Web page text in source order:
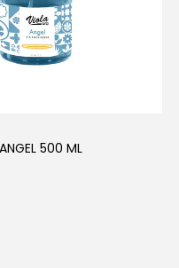
ANGEL 500 ML